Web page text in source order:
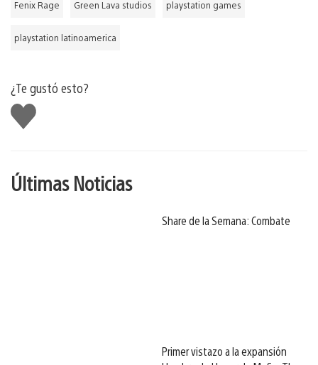
Fenix Rage Green Lava studios playstation games
playstation latinoamerica
¿Te gustó esto?
Me
gusta
Últimas Noticias
Share de la Semana: Combate
Primer vistazo a la expansión